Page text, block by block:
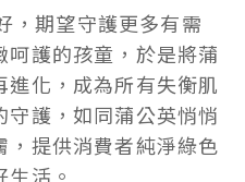
期望守護更多有需
護的孩童，於是將蒲
化，成為所有失衡肌
護，如同蒲公英悄悄
提供消費者純淨綠色
活。